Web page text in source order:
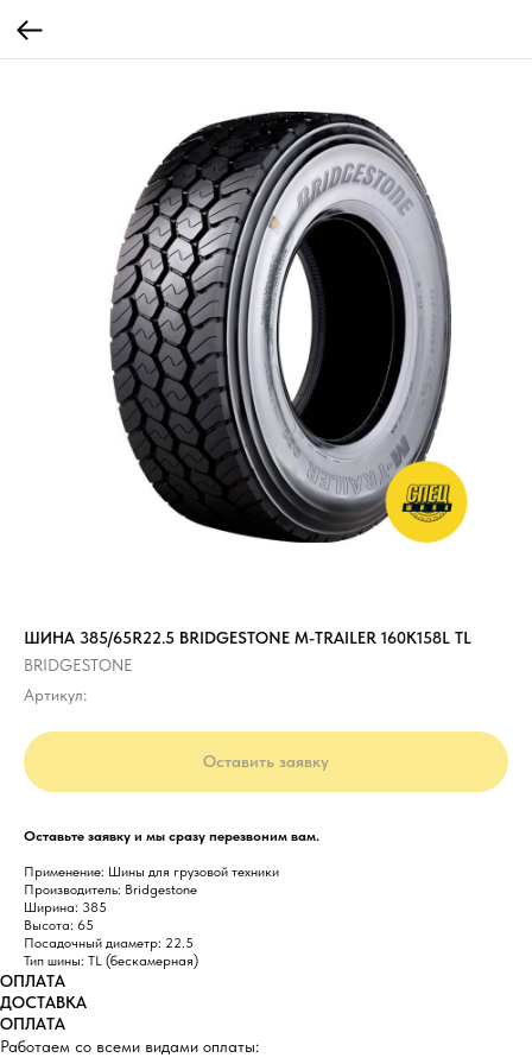
ШИНА 385/65R22.5 BRIDGESTONE M-TRAILER 160K158L TL
BRIDGESTONE
Артикул:
Оставить заявку
Оставьте заявку и мы сразу перезвоним вам.
Применение: Шины для грузовой техники
Производитель: Bridgestone
Ширина: 385
Высота: 65
Посадочный диаметр: 22.5
Тип шины: TL (бескамерная)
ОПЛАТА
ДОСТАВКА
ОПЛАТА
Работаем со всеми видами оплаты: